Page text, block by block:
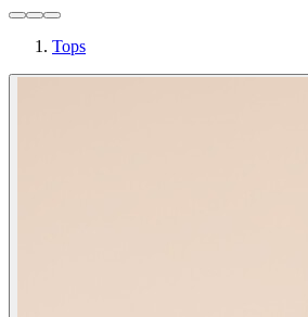
Tops